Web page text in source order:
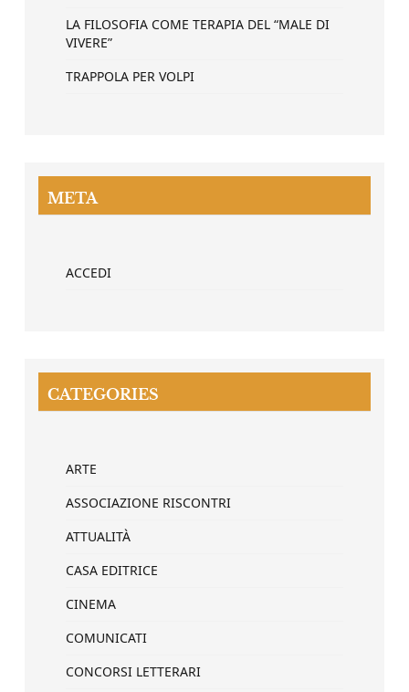
LA FILOSOFIA COME TERAPIA DEL “MALE DI
VIVERE”
TRAPPOLA PER VOLPI
META
ACCEDI
CATEGORIES
ARTE
ASSOCIAZIONE RISCONTRI
ATTUALITÀ
CASA EDITRICE
CINEMA
COMUNICATI
CONCORSI LETTERARI